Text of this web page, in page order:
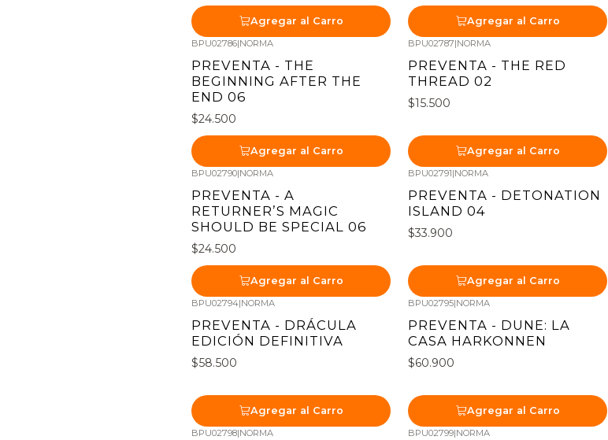
Agregar al Carro Agregar al Carro
BPU02786|NORMA
PREVENTA - THE
BEGINNING AFTER THE
END 06
$24.500
Agregar al Carro
BPU02787|NORMA
PREVENTA - THE RED
THREAD 02
$15.500
Agregar al Carro
BPU02790|NORMA
PREVENTA - A
RETURNER’S MAGIC
SHOULD BE SPECIAL 06
$24.500
Agregar al Carro
BPU02791|NORMA
PREVENTA - DETONATION
ISLAND 04
$33.900
Agregar al Carro
BPU02794|NORMA
PREVENTA - DRÁCULA
EDICIÓN DEFINITIVA
$58.500
Agregar al Carro
BPU02795|NORMA
PREVENTA - DUNE: LA
CASA HARKONNEN
$60.900
Agregar al Carro
BPU02798|NORMA BPU02799|NORMA